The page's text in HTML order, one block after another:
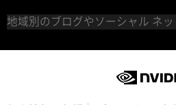
地域別のブログやソーシャル ネ